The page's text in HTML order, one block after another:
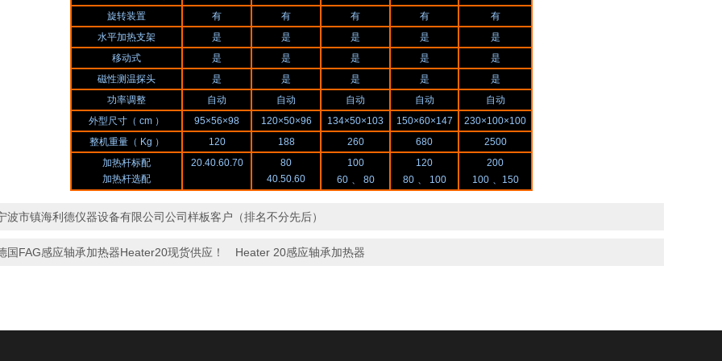
旋转装置
有 有 有 有
有
水平加热支架
是 是 是 是
是
移动式
是 是 是 是
是
磁性测温探头
是 是 是 是
是
功率调整
自动 自动 自动 自动
自动
外型尺寸（ cm ）
95×56×98 120×50×96 134×50×103 150×60×147
230×100×100
整机重量（ Kg ）
120 188 260 680
2500
加热杆标配
加热杆选配
20.40.60.70
80
40.50.60
100
60 、 80
120
80 、 100
200
100 、150
波市镇海利德仪器设备有限公司公司样板客户（排名不分先后）
国FAG感应轴承加热器Heater20现货供应！ Heater 20感应轴承加热器